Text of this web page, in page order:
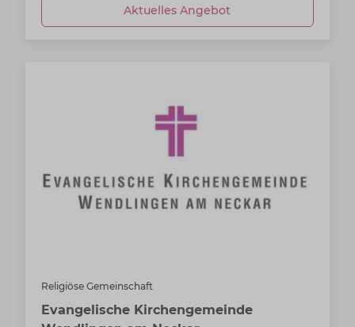
Aktuelles Angebot
Religiöse Gemeinschaft
Evangelische Kirchengemeinde